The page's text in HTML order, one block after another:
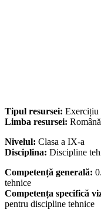
Tipul resursei: Exercițiu
Limba resursei: Română
Nivelul: Clasa a IX-a
Disciplina: Discipline
Competență generală:
tehnice
Competența specifică
pentru discipline tehnice